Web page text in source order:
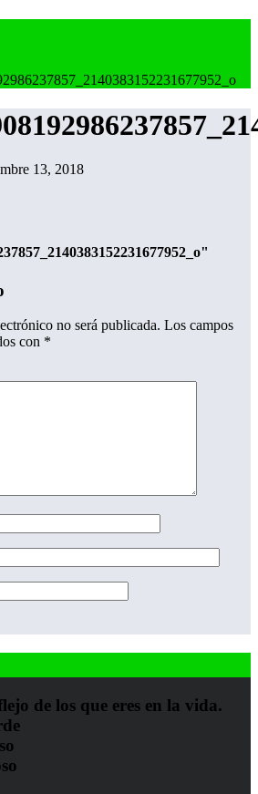
13, 2018
no será publicada. Los campos
con *
de los que eres en la vida.